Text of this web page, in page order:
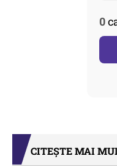
0
CITEȘTE MAI